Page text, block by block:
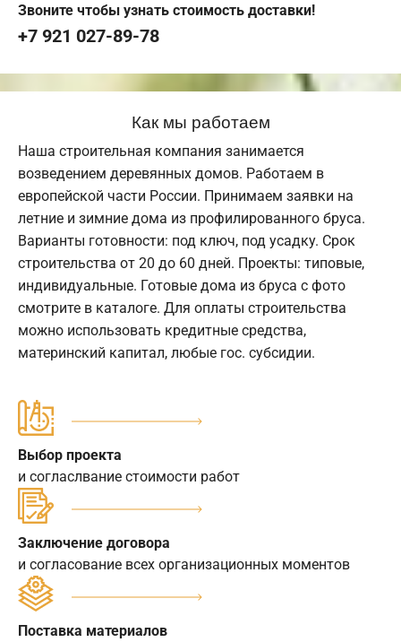
Звоните чтобы узнать стоимость доставки!
+7 921 027-89-78
Как мы работаем
Наша строительная компания занимается
возведением деревянных домов. Работаем в
европейской части России. Принимаем заявки на
летние и зимние дома из профилированного бруса.
Варианты готовности: под ключ, под усадку. Срок
строительства от 20 до 60 дней. Проекты: типовые,
индивидуальные. Готовые дома из бруса с фото
смотрите в каталоге. Для оплаты строительства
можно использовать кредитные средства,
материнский капитал, любые гос. субсидии.
Выбор проекта
и согласлвание стоимости работ
Заключение договора
и согласование всех организационных моментов
Поставка материалов